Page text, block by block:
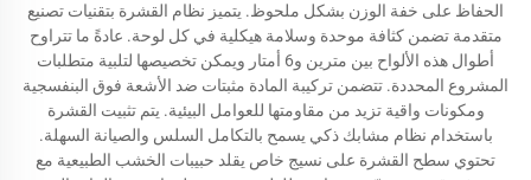
الحفاظ على خفة الوزن بشكل ملحوظ. يتميز نظام القشرة بتقنيات تصنيع
متقدمة تضمن كثافة موحدة وسلامة هيكلية في كل لوحة. عادةً ما تتراوح
أطوال هذه الألواح بين مترين و6 أمتار ويمكن تخصيصها لتلبية متطلبات
المشروع المحددة. تتضمن تركيبة المادة مثبتات ضد الأشعة فوق البنفسجية
ومكونات واقية تزيد من مقاومتها للعوامل البيئية. يتم تثبيت القشرة
باستخدام نظام مشابك ذكي يسمح بالتكامل السلس والصيانة السهلة.
تحتوي سطح القشرة على نسيج خاص يقلد حبيبات الخشب الطبيعية مع